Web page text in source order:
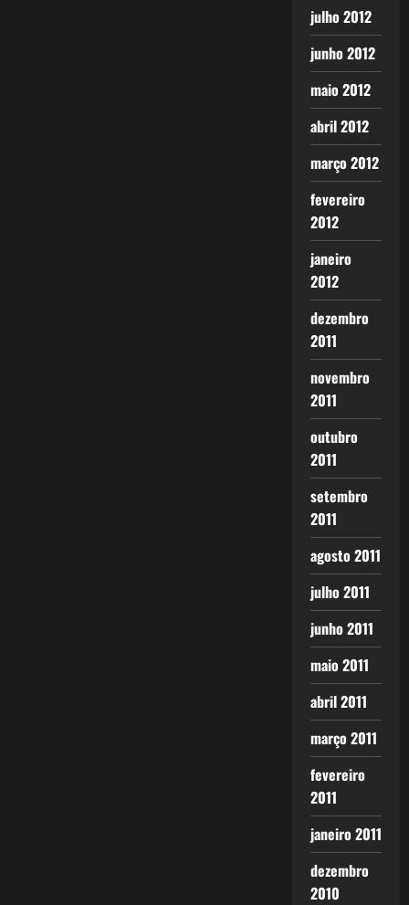
julho 2012
junho 2012
maio 2012
abril 2012
março 2012
fevereiro
2012
janeiro
2012
dezembro
2011
novembro
2011
outubro
2011
setembro
2011
agosto 2011
julho 2011
junho 2011
maio 2011
abril 2011
março 2011
fevereiro
2011
janeiro 2011
dezembro
2010